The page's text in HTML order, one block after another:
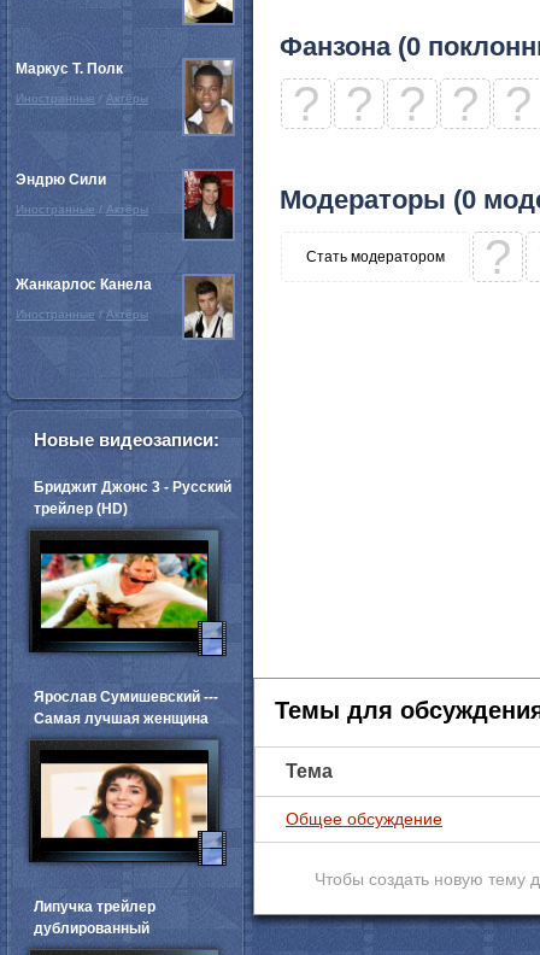
Фанзона (0
? ? ? ? ?
Модераторы (0
Стать модератором ?
Темы для
Тема
Общее обсуждение
Чтобы создать новую тему
Маркус Т. Полк
Иностранные / Актёры
Эндрю Сили
Иностранные / Актёры
Жанкарлос Канела
Иностранные / Актёры
Новые видеозаписи:
Бриджит Джонс 3 - Русский
трейлер (HD)
Ярослав Сумишевский ---
Самая лучшая женщина
Липучка трейлер
дублированный